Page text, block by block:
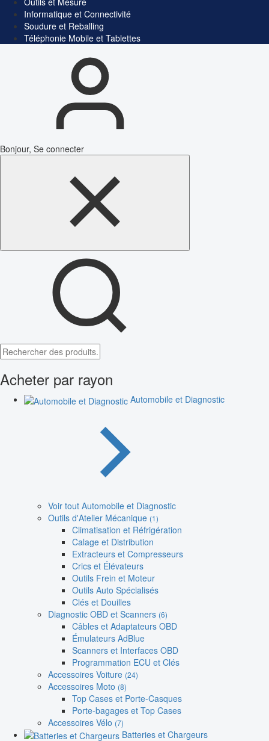
Informatique et Connectivité
Soudure et Reballing
Téléphonie Mobile et Tablettes
Bonjour, Se connecter
Acheter par rayon
Automobile et Diagnostic
Voir tout Automobile et Diagnostic
Outils d'Atelier Mécanique (1)
Climatisation et Réfrigération
Calage et Distribution
Extracteurs et Compresseurs
Crics et Élévateurs
Outils Frein et Moteur
Outils Auto Spécialisés
Clés et Douilles
Diagnostic OBD et Scanners (6)
Câbles et Adaptateurs OBD
Émulateurs AdBlue
Scanners et Interfaces OBD
Programmation ECU et Clés
Accessoires Voiture (24)
Accessoires Moto (8)
Top Cases et Porte-Casques
Porte-bagages et Top Cases
Accessoires Vélo (7)
Batteries et Chargeurs